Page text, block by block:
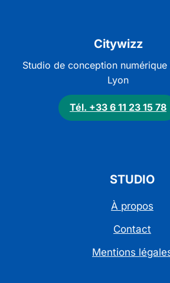
Citywizz
Studio de conception
Lyon
Tél. +33 6 11 23 15 78
STUDIO
À propos
Contact
Mentions